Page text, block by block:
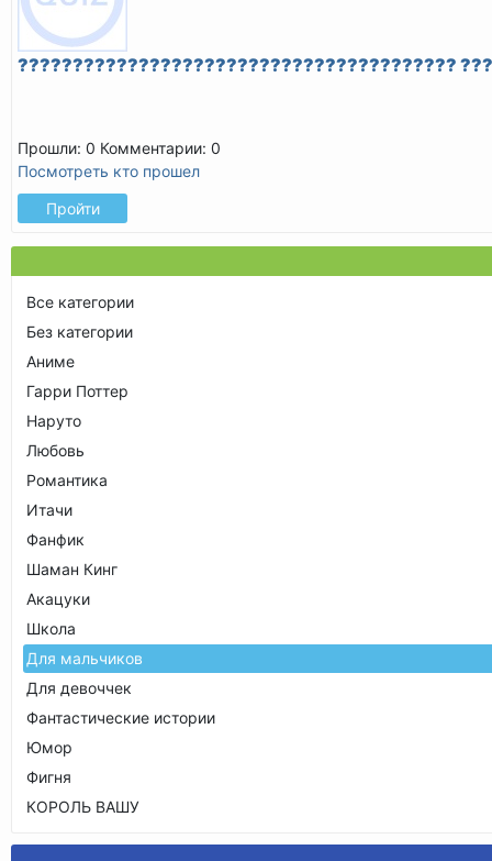
????????????????????????????????????????
Прошли: 0 Комментарии: 0
Посмотреть кто прошел
Пройти
Все категории
Без категории
Аниме
Гарри Поттер
Наруто
Любовь
Романтика
Итачи
Фанфик
Шаман Кинг
Акацуки
Школа
Для мальчиков
Для девоччек
Фантастические истории
Юмор
Фигня
КОРОЛЬ ВАШУ